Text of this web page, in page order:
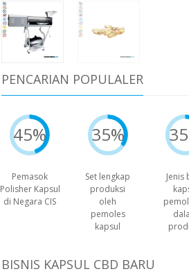
PENCARIAN POPULALER
45%
Pemasok
Polisher Kapsul
di Negara CIS
35%
Set lengkap
produksi
oleh
pemoles
kapsul
Jenis
BISNIS KAPSUL CBD BARU